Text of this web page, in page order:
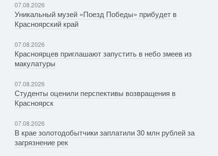
07.08.2026
Уникальный музей «Поезд Победы» прибудет в
Красноярский край
07.08.2026
Красноярцев приглашают запустить в небо змеев из
макулатуры
07.08.2026
Студенты оценили перспективы возвращения в
Красноярск
07.08.2026
В крае золотодобытчики заплатили 30 млн рублей за
загрязнение рек